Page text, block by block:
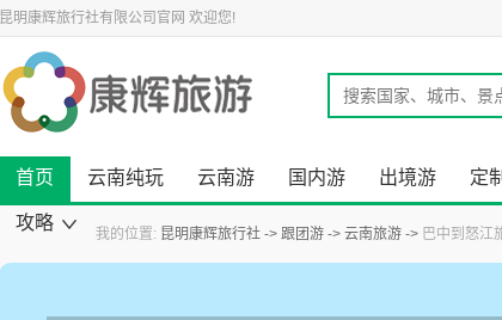
昆明康辉旅行社有限公司官网 欢迎您!
首页 云南纯玩 云南游 国内游 出境游
定
攻略
景点大全
康辉旅游资讯
云南旅游攻略
国内旅游攻略
出境旅游攻略
景点旅游攻略
美食小吃攻略
旅游酒店攻略
自驾游攻略
我的位置: 昆明康辉旅行社 跟团游 云南旅游 巴中到怒江